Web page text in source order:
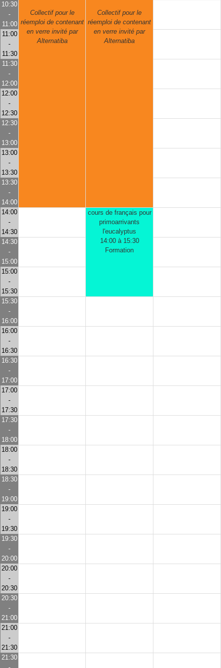
Collectif pour le
réemploi de contenant
en verre invité par
Alternatiba
Collectif pour le
réemploi de contenant
en verre invité par
Alternatiba
10:30
-
11:00
11:00
-
11:30
11:30
-
12:00
12:00
-
12:30
12:30
-
13:00
13:00
-
13:30
13:30
-
14:00
14:00
-
14:30
cours de français pour
primoarrivants
l'eucalyptus
14:00 à 15:30
Formation
14:30
-
15:00
15:00
-
15:30
15:30
-
16:00
16:00
-
16:30
16:30
-
17:00
17:00
-
17:30
17:30
-
18:00
18:00
-
18:30
18:30
-
19:00
19:00
-
19:30
19:30
-
20:00
20:00
-
20:30
20:30
-
21:00
21:00
-
21:30
21:30